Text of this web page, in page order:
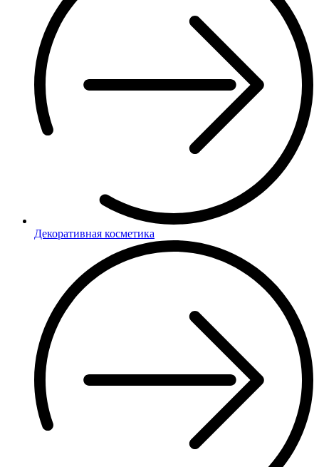
Декоративная косметика